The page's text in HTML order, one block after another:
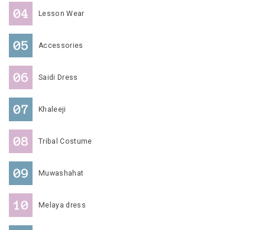
Lesson Wear
Accessories
Saidi Dress
Khaleeji
Tribal Costume
Muwashahat
Melaya dress